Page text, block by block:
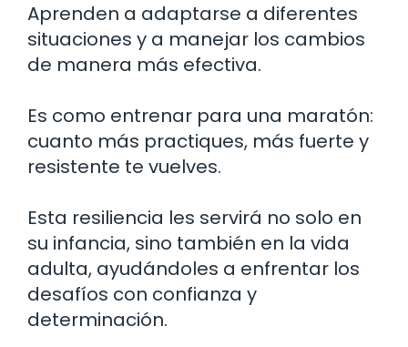
Aprenden a adaptarse a diferentes
situaciones y a manejar los cambios
de manera más efectiva.
Es como entrenar para una maratón:
cuanto más practiques, más fuerte y
resistente te vuelves.
Esta resiliencia les servirá no solo en
su infancia, sino también en la vida
adulta, ayudándoles a enfrentar los
desafíos con confianza y
determinación.